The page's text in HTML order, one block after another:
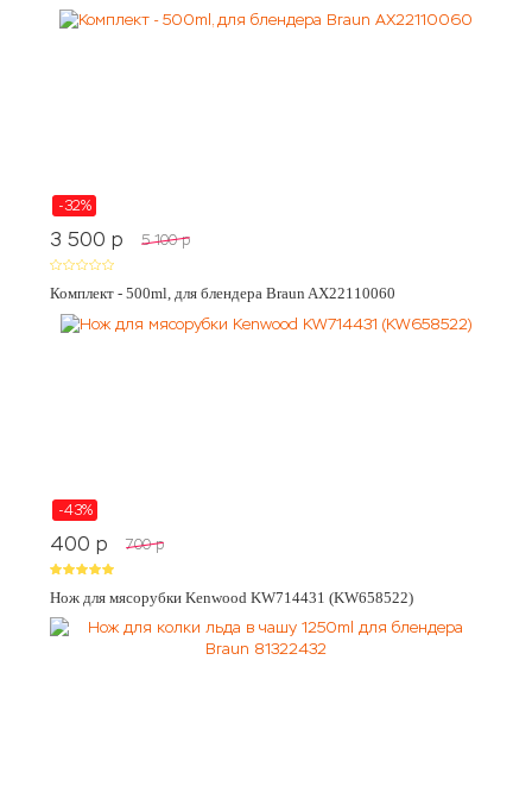
-32%
3 500 p 5 100 p
Комплект - 500ml, для блендера Braun AX22110060
-43%
400 p 700 p
Нож для мясорубки Kenwood KW714431 (KW658522)